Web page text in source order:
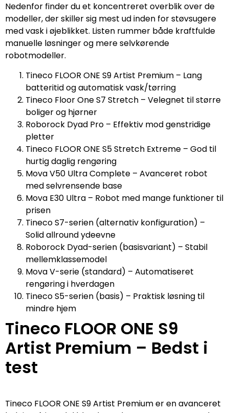
Nedenfor finder du et koncentreret overblik over de
modeller, der skiller sig mest ud inden for støvsugere
med vask i øjeblikket. Listen rummer både kraftfulde
manuelle løsninger og mere selvkørende
robotmodeller.
Tineco FLOOR ONE S9 Artist Premium – Lang
batteritid og automatisk vask/tørring
Tineco Floor One S7 Stretch – Velegnet til større
boliger og hjørner
Roborock Dyad Pro – Effektiv mod genstridige
pletter
Tineco FLOOR ONE S5 Stretch Extreme – God til
hurtig daglig rengøring
Mova V50 Ultra Complete – Avanceret robot
med selvrensende base
Mova E30 Ultra – Robot med mange funktioner til
prisen
Tineco S7-serien (alternativ konfiguration) –
Solid allround ydeevne
Roborock Dyad-serien (basisvariant) – Stabil
mellemklassemodel
Mova V-serie (standard) – Automatiseret
rengøring i hverdagen
Tineco S5-serien (basis) – Praktisk løsning til
mindre hjem
Tineco FLOOR ONE S9
Artist Premium – Bedst i
test
Tineco FLOOR ONE S9 Artist Premium er en avanceret